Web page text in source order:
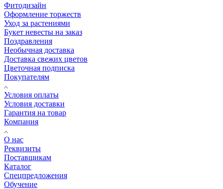
Фитодизайн
Оформление торжеств
Уход за растениями
Букет невесты на заказ
Поздравления
Необычная доставка
Доставка свежих цветов
Цветочная подписка
Покупателям
Условия оплаты
Условия доставки
Гарантия на товар
Компания
О нас
Реквизиты
Поставщикам
Каталог
Спецпредложения
Обучение